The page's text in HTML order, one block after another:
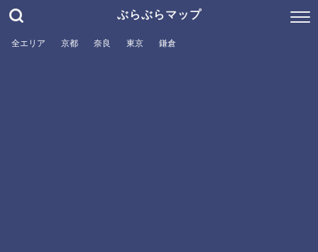
ぶらぶらマップ
全エリア 京都 奈良 東京 鎌倉